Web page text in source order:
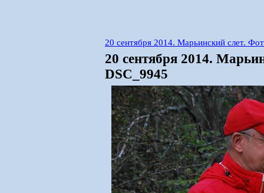
20 сентября 2014. Марьинский слет.
20 сентября 2014.
DSC_9945